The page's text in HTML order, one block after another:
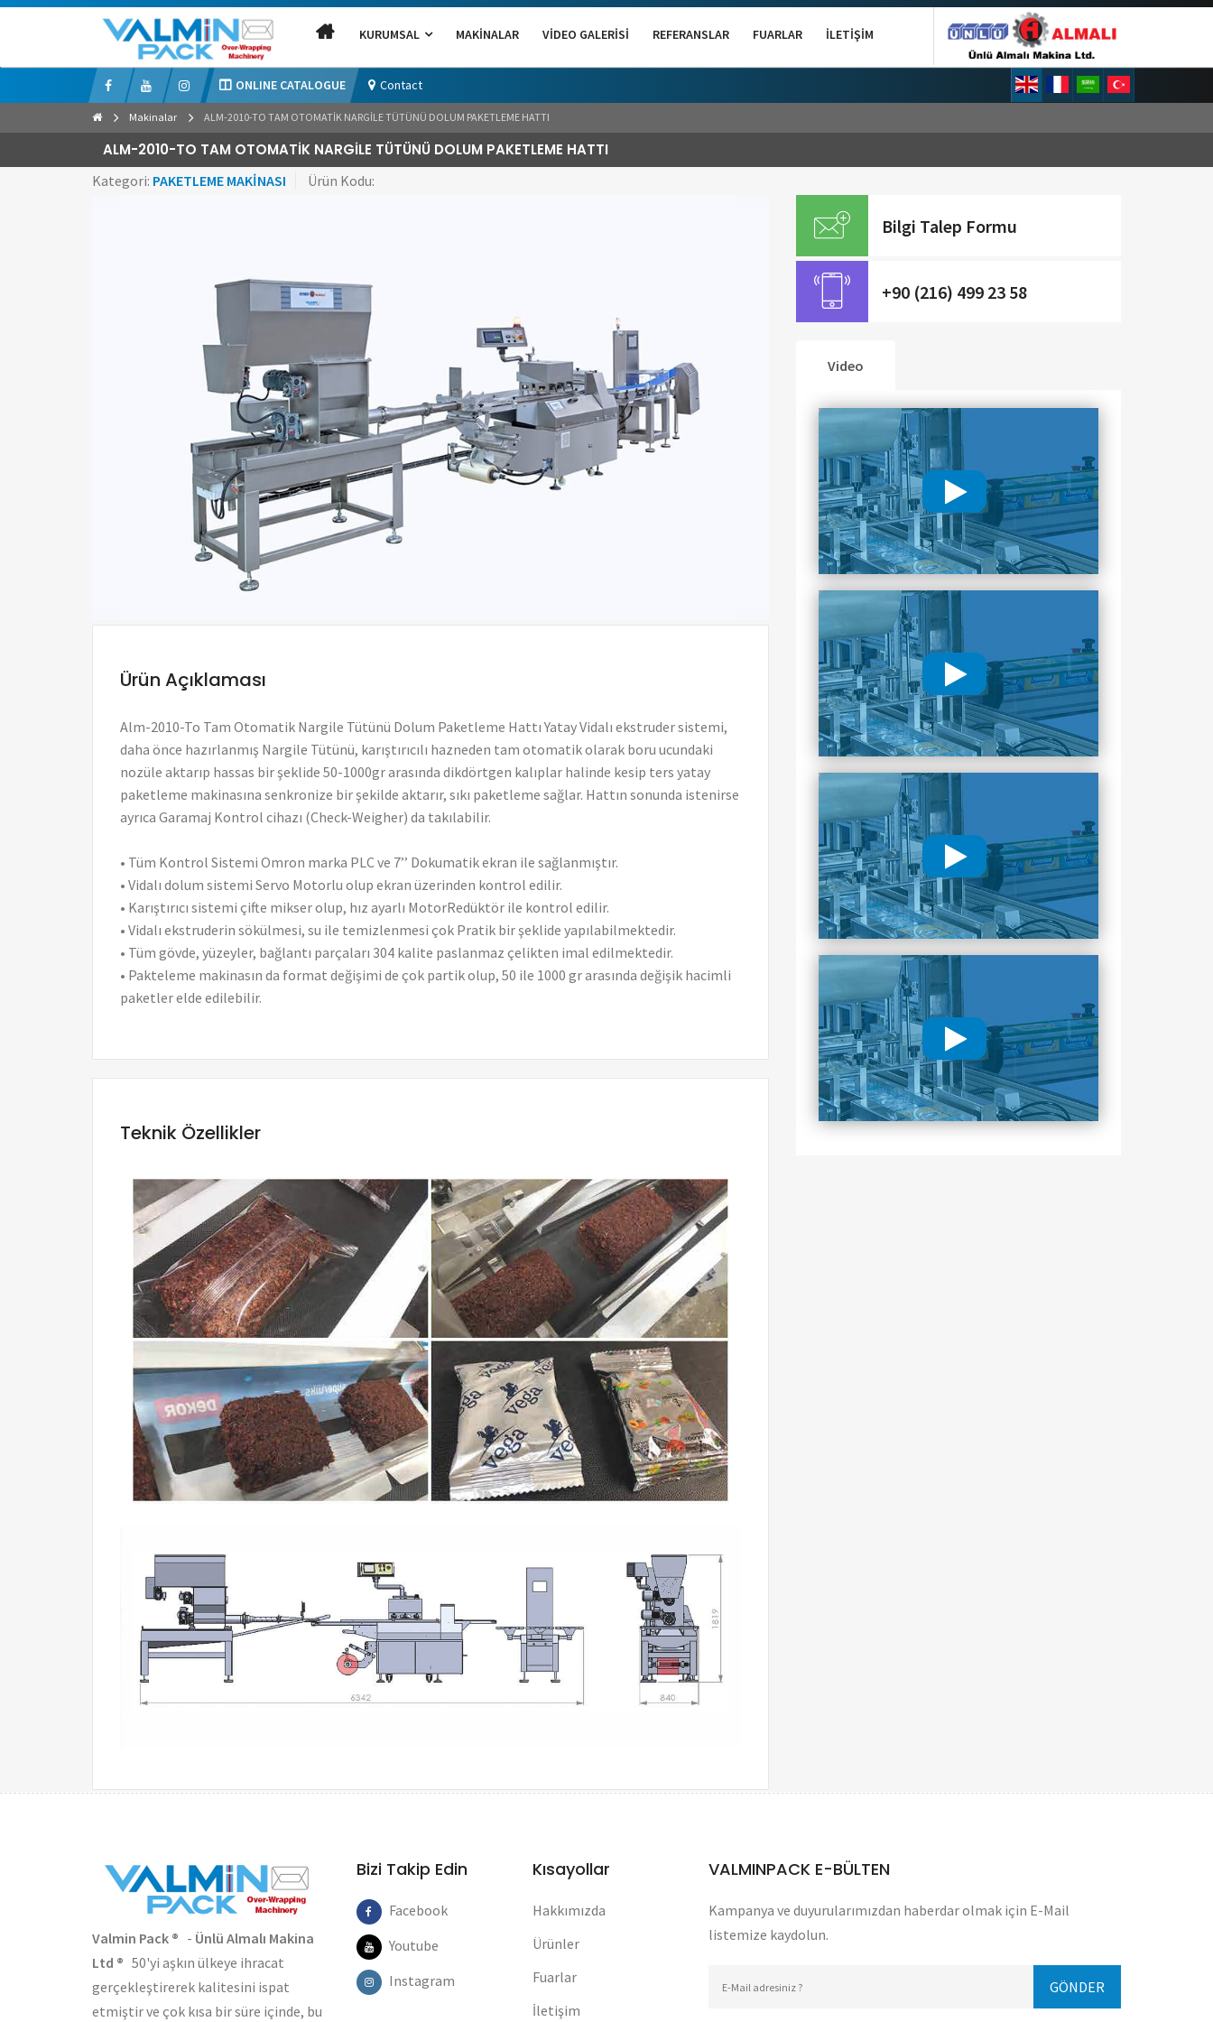
KURUMSAL MAKINALAR VIDEO GALERISI REFERANSLAR FUARLAR İLETIŞIM
ONLINE CATALOGUE Contact
ALM-2010-TO TAM OTOMATİK NARGİLE TÜTÜNÜ DOLUM PAKETLEME HATTI
Makinalar ALM-2010-TO TAM OTOMATİK NARGİLE TÜTÜNÜ DOLUM PAKETLEME HATTI
Kategori: PAKETLEME MAKİNASI Ürün Kodu:
Ürün Açıklaması
Alm-2010-To Tam Otomatik Nargile Tütünü Dolum Paketleme Hattı Yatay Vidalı ekstruder sistemi,
daha önce hazırlanmış Nargile Tütünü, karıştırıcılı hazneden tam otomatik olarak boru ucundaki
nozüle aktarıp hassas bir şeklide 50-1000gr arasında dikdörtgen kalıplar halinde kesip ters yatay
paketleme makinasına senkronize bir şekilde aktarır, sıkı paketleme sağlar. Hattın sonunda istenirse
ayrıca Garamaj Kontrol cihazı (Check-Weigher) da takılabilir.
• Tüm Kontrol Sistemi Omron marka PLC ve 7’’ Dokumatik ekran ile sağlanmıştır.
• Vidalı dolum sistemi Servo Motorlu olup ekran üzerinden kontrol edilir.
• Karıştırıcı sistemi çifte mikser olup, hız ayarlı MotorRedüktör ile kontrol edilir.
• Vidalı ekstruderin sökülmesi, su ile temizlenmesi çok Pratik bir şeklide yapılabilmektedir.
• Tüm gövde, yüzeyler, bağlantı parçaları 304 kalite paslanmaz çelikten imal edilmektedir.
• Pakteleme makinasın da format değişimi de çok partik olup, 50 ile 1000 gr arasında değişik hacimli
paketler elde edilebilir.
Teknik Özellikler
Bilgi Talep Formu
+90 (216) 499 23 58
Video
Valmin Pack ® - Ünlü Almalı Makina
Ltd ® 50'yi aşkın ülkeye ihracat
gerçekleştirerek kalitesini ispat
etmiştir ve çok kısa bir süre içinde, bu
Bizi Takip Edin
Facebook
Youtube
Instagram
Kısayollar
Hakkımızda
Ürünler
Fuarlar
İletişim
VALMINPACK E-BÜLTEN
​Kampanya ve duyurularımızdan haberdar olmak için E-Mail
listemize kaydolun.